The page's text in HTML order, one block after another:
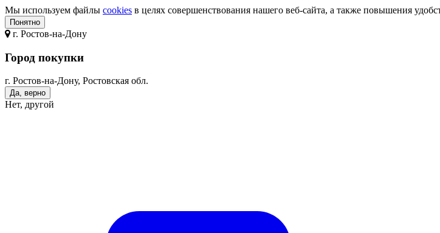
Мы используем файлы cookies в целях совершенствования нашего веб-сайта, а также повышения
Понятно
г. Ростов-на-Дону
Город покупки
г. Ростов-на-Дону, Ростовская обл.
Да, верно
Нет, другой